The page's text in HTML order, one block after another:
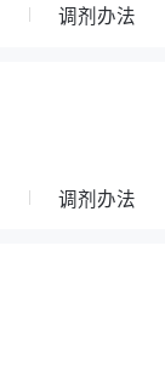
调剂办法
调剂办法